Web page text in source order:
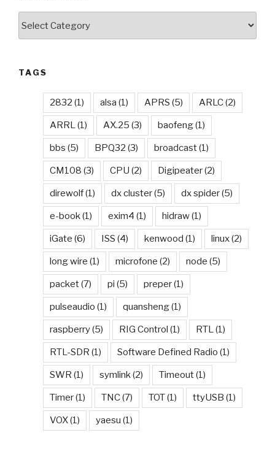
TAGS
2832 (1) alsa (1) APRS (5) ARLC(2)
ARRL(1) AX.25 (3) baofeng(1)
bbs (5) BPQ32 (3) broadcast(1)
CM108 (3) CPU (2) Digipeater(2)
direwolf(1) dx cluster(5) dx spider(5)
e-book(1) exim4 (1) hidraw(1)
iGate (6) ISS (4) kenwood (1) linux(2)
long wire (1) microfone (2) node (5)
packet(7) pi (5) preper(1)
pulseaudio (1) quansheng(1)
raspberry(5) RIG Control (1) RTL(1)
RTL-SDR (1) Software Defined Radio (1)
SWR (1) symlink(2) Timeout(1)
Timer(1) TNC(7) TOT(1) ttyUSB (1)
VOX(1) yaesu (1)